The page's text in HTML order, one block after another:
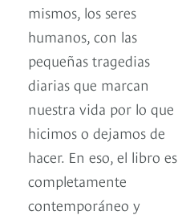
mismos, los seres
humanos, con las
pequeñas tragedias
diarias que marcan
nuestra vida por lo que
hicimos o dejamos de
hacer. En eso, el libro es
completamente
contemporáneo y